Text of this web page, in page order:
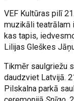
VEF Kultūras pilī
muzikāli teatrālam
kas tapis,
Lilijas Gleškes
Tikmēr saulgriežu
daudzviet Latvijā.
Pilskalna parkā